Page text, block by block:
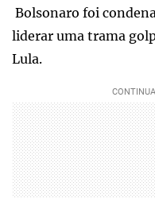
Bolsonaro foi
liderar uma trama
Lula.